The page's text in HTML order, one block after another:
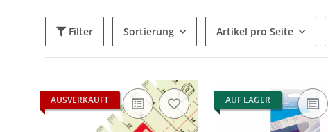
Filter Sortierung Artikel pro Seite
AUSVERKAUFT AUF LAGER